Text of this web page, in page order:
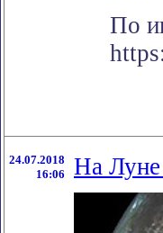
По
24.07.2018
16:06
На